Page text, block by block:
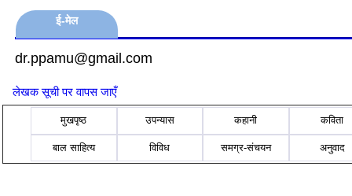
ई-मेल
dr.ppamu@gmail.com
लेखक सूची पर वापस जाएँ
मुखपृष्ठ उपन्यास कहानी कविता
बाल साहित्य विविध समग्र-संचयन अनुवाद